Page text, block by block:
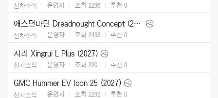
신차소식 운영자 조회 2296 추천 0
애스턴마틴 Dreadnought Concept (2026)
신차소식 운영자 조회 2433 추천 0
지리 Xingrui L Plus (2027)
신차소식 운영자 조회 2201 추천 0
GMC Hummer EV Icon 25 (2027)
신차소식 운영자 조회 2292 추천 0